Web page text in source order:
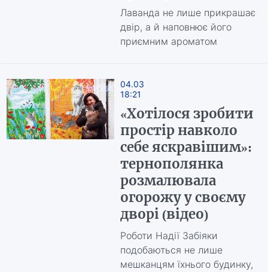
Лаванда не лише прикрашає
двір, а й наповнює його
приємним ароматом
04.03
18:21
«Хотілося зробити
простір навколо
себе яскравішим»:
тернополянка
розмалювала
огорожу у своєму
дворі (відео)
Роботи Надії Забіяки
подобаються не лише
мешканцям їхнього будинку,